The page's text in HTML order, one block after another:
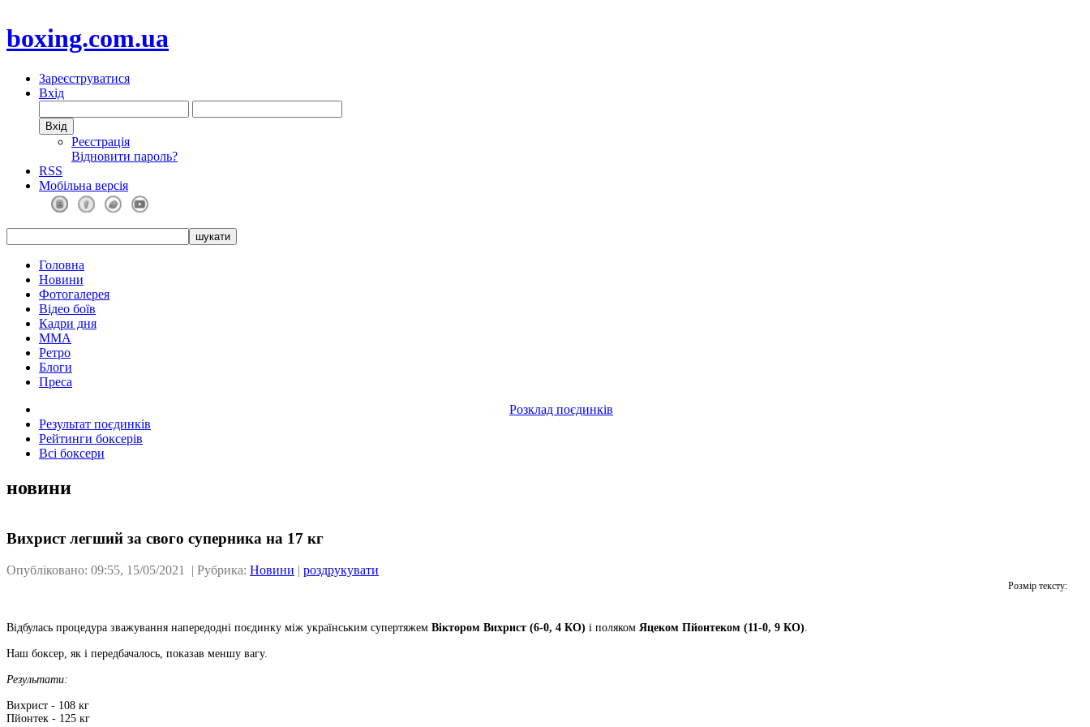
boxing.com.ua
Зареєструватися
Вхід
Реєстрація
Відновити пароль?
RSS
Мобільна версія
Головна
Новини
Фотогалерея
Відео боїв
Кадри дня
ММА
Ретро
Блоги
Преса
Розклад поєдинків
Результат поєдинків
Рейтинги боксерів
Всі боксери
новини
Вихрист легший за свого суперника на 17 кг
Опубліковано: 09:55, 15/05/2021 | Рубрика: Новини | роздрукувати
Розмір тексту:
Відбулась процедура зважування напередодні поєдинку між українським супертяжем Віктором Вихрист (6-0, 4 КО) і поляком Яцеком Пйонтеком (11-0, 9 КО)
Наш боксер, як і передбачалось, показав меншу вагу.
Результати:
Вихрист - 108 кг
Пйонтек - 125 кг